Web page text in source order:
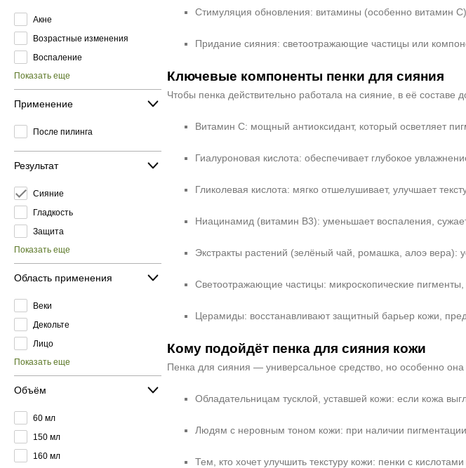
Акне
Возрастные изменения
Воспаление
Показать еще
Применение
После пилинга
Результат
Сияние
Гладкость
Защита
Показать еще
Область применения
Веки
Декольте
Лицо
Показать еще
Объём
60 мл
150 мл
160 мл
Стимуляция обновления: витамины (особенно витамин
Придание сияния: светоотражающие частицы или
Ключевые компоненты пенки для сияния
Чтобы пенка действительно работала на сияние, в её
Витамин С: мощный антиоксидант, который осветляет
Гиалуроновая кислота: обеспечивает глубокое
Гликолевая кислота: мягко отшелушивает, улучшает
Ниацинамид (витамин B3): уменьшает воспаления,
Экстракты растений (зелёный чай, ромашка, алоэ вера):
Светоотражающие частицы: микроскопические
Церамиды: восстанавливают защитный барьер кожи,
Кому подойдёт пенка для сияния кожи
Пенка для сияния — универсальное средство, но особенно она
Обладательницам тусклой, уставшей кожи: если кожа
Людям с неровным тоном кожи: при наличии
Тем, кто хочет улучшить текстуру кожи: пенки с
Не показывать
+7